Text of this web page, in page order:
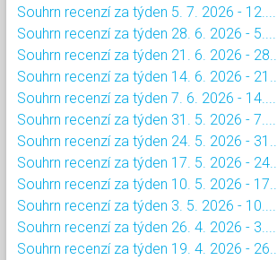
Souhrn recenzí za týden 5. 7. 2026 - 12....
Souhrn recenzí za týden 28. 6. 2026 - 5....
Souhrn recenzí za týden 21. 6. 2026 - 28....
Souhrn recenzí za týden 14. 6. 2026 - 21....
Souhrn recenzí za týden 7. 6. 2026 - 14....
Souhrn recenzí za týden 31. 5. 2026 - 7....
Souhrn recenzí za týden 24. 5. 2026 - 31....
Souhrn recenzí za týden 17. 5. 2026 - 24....
Souhrn recenzí za týden 10. 5. 2026 - 17....
Souhrn recenzí za týden 3. 5. 2026 - 10....
Souhrn recenzí za týden 26. 4. 2026 - 3....
Souhrn recenzí za týden 19. 4. 2026 - 26....